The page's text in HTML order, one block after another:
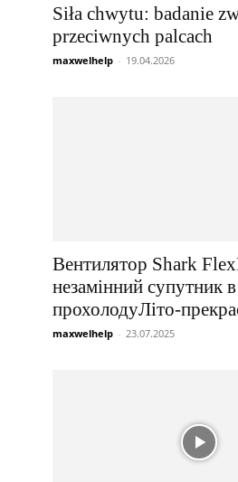
Siła chwytu: badanie
przeciwnych palcach
maxwelhelp - 19.04.2026
Вентилятор Shark
незамінний супутник
прохолодуЛіто-
maxwelhelp - 23.07.2025